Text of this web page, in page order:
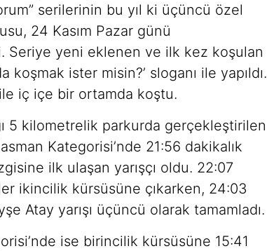
serilerinin bu yıl ki üçüncü özel
24 Kasım Pazar günü
. Seriye yeni eklenen ve ilk kez koşulan
koşmak ister misin?’ sloganı ile yapıldı.
iç içe bir ortamda koştu.
5 kilometrelik parkurda gerçekleştirilen
Kategorisi’nde 21:56 dakikalık
ilk ulaşan yarışçı oldu. 22:07
ikincilik kürsüsüne çıkarken, 24:03
Atay yarışı üçüncü olarak tamamladı.
ise birincilik kürsüsüne 15:41